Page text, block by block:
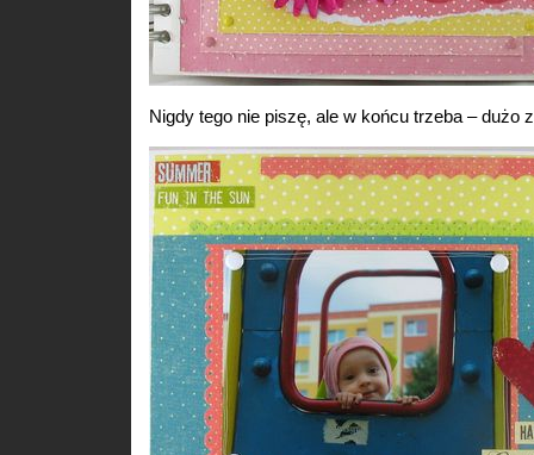
Nigdy tego nie piszę, ale w końcu trzeba – dużo